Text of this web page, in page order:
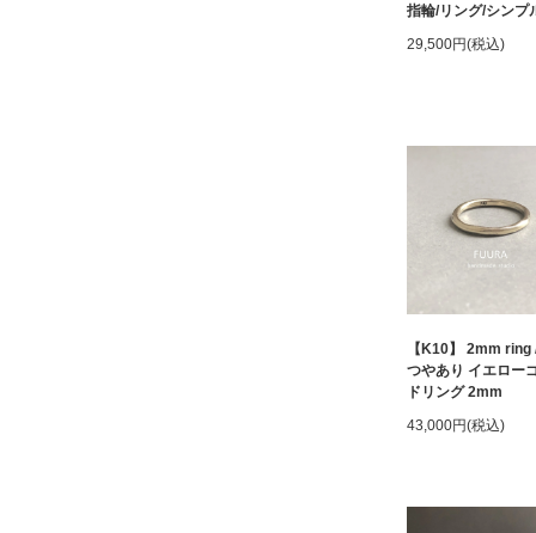
指輪/リング/シンプ
29,500円(税込)
【K10】 2mm ring
つやあり イエロー
ドリング 2mm
43,000円(税込)